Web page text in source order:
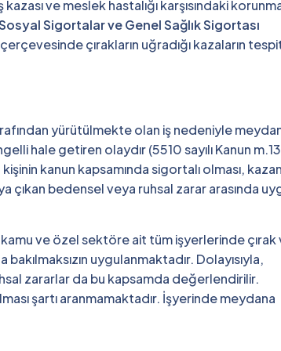
ve meslek hastalığı karşısındaki
Sosyal Sigortalar ve Genel Sağlık Sigortası
çırakların uğradığı kazaların
yürütülmekte olan iş nedeniyle
hale getiren olaydır (5510 sayılı Kanun
kanun kapsamında sigortalı olması,
çıkan bedensel veya ruhsal zarar arasında
kamu ve özel sektöre ait tüm işyerlerinde çırak
uygulanmaktadır. Dolayısıyla,
zararlar da bu kapsamda değerlendirilir.
şartı aranmamaktadır. İşyerinde meydana